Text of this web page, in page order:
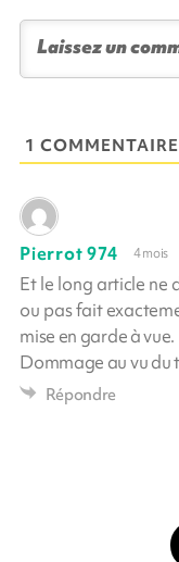
1
Pierrot 974 4 mois
Et le long article ne
ou pas fait
mise en garde à vue.
Dommage au vu du
Répondre